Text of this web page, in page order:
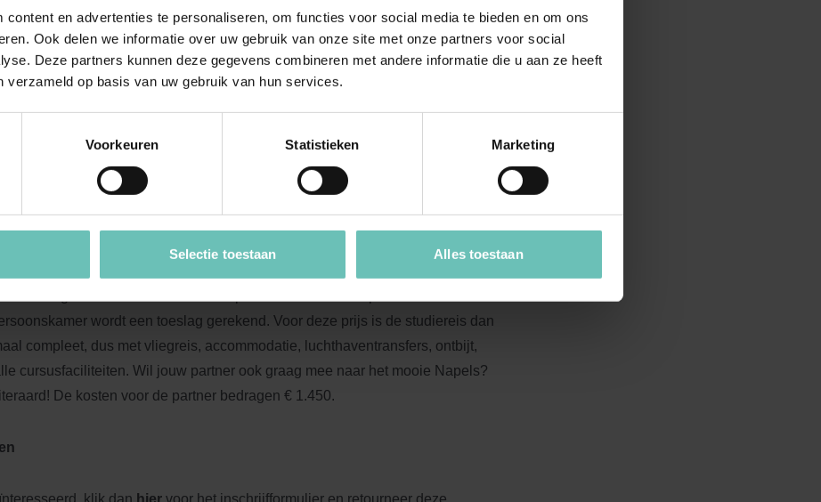
content en advertenties te personaliseren, om functies voor social media te bieden en om ons
Ook delen we informatie over uw gebruik van onze site met onze partners voor social
Deze partners kunnen deze gegevens combineren met andere informatie die u aan ze heeft
verzameld op basis van uw gebruik van hun services.
Voorkeuren Statistieken Marketing
Selectie toestaan Alles toestaan
hoop gezelligheid natuurlijk kennisoverdracht. Bij kennisoverdracht horen
voor deze studiereis ontvangt u maar liefst 18 juridische punten en 6
. Naast de cursusuren zal er een ontspannend programma opgesteld
ook voldoende tijd zal zitten om Napels samen en individueel te
Iedere avond zal er gezamenlijk worden gedineerd in een vooraf uitgekozen
dat aan de hoogste verwachtingen zal kunnen voldoen.
wordt een toeslag gerekend. Voor deze prijs is de studiereis dan
compleet, dus met vliegreis, accommodatie, luchthaventransfers, ontbijt,
cursusfaciliteiten. Wil jouw partner ook graag mee naar het mooie Napels?
De kosten voor de partner bedragen € 1.450.
klik dan hier voor het inschrijfformulier en retourneer deze